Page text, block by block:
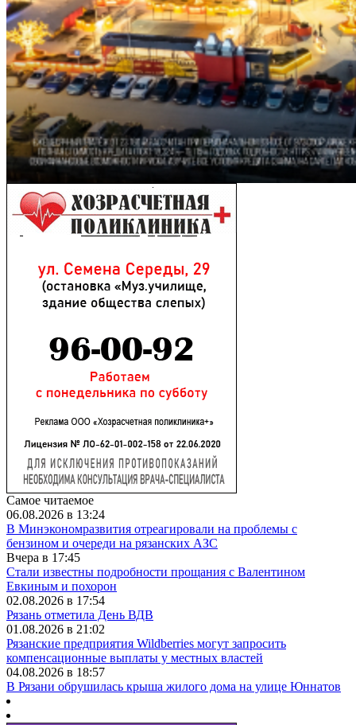
Самое читаемое
06.08.2026 в 13:24
В Минэкономразвития отреагировали на проблемы с
бензином и очереди на рязанских АЗС
Вчера в 17:45
Стали известны подробности прощания с Валентином
Евкиным и похорон
02.08.2026 в 17:54
Рязань отметила День ВДВ
01.08.2026 в 21:02
Рязанские предприятия Wildberries могут запросить
компенсационные выплаты у местных властей
04.08.2026 в 18:57
В Рязани обрушилась крыша жилого дома на улице Юннатов